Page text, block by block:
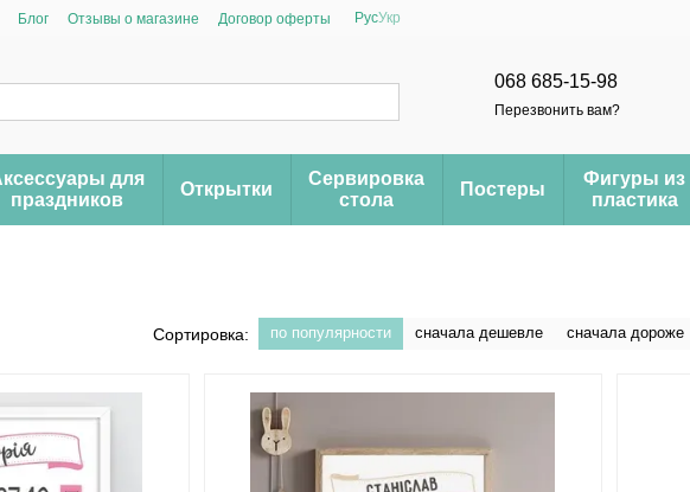
Блог Отзывы о магазине Договор оферты РусУкр
068 685-15-98
Перезвонить вам?
для
праздников
Открытки
Сервировка
стола
Постеры
Фигуры из
пластика
Сортировка: по популярности сначала дешевле сначала дороже